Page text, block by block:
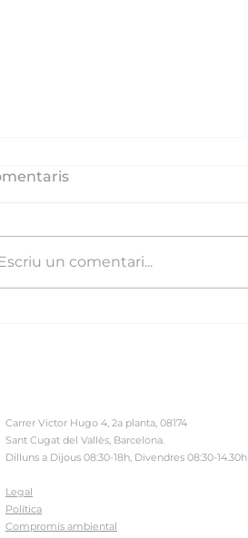
Escriu un comentari...
Carrer Victor Hugo 4, 2a planta, 08174
Sant Cugat del Vallès, Barcelona.
Dilluns a Dijous 08:30-18h, Divendres 08:30-14.30h
Legal
Política
Compromís ambiental